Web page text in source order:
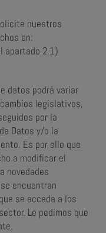
nuestros
en:
apartado 2.1)
datos podrá variar
legislativos,
por la
Datos y/o la
Es por ello que
a modificar el
novedades
encuentran
se acceda a los
Le pedimos que